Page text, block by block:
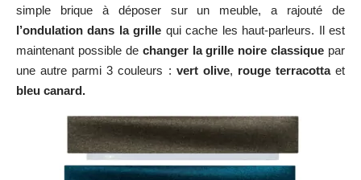
simple brique à déposer sur un meuble, a rajouté de
l’ondulation dans la grille qui cache les haut-parleurs. Il est
maintenant possible de changer la grille noire classique par
une autre parmi 3 couleurs : vert olive, rouge terracottaet
bleu canard.